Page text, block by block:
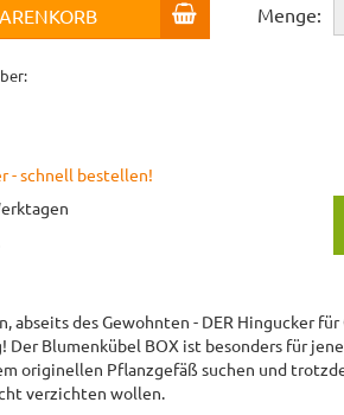
Menge:
- schnell bestellen!
abseits des Gewohnten - DER Hingucker für
Der Blumenkübel BOX ist besonders für
originellen Pflanzgefäß suchen und
verzichten wollen.